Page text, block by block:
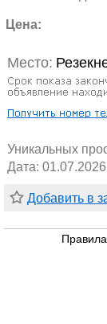
Цена:
Место:
Уникальных
Дата:
Добавить в
Правила